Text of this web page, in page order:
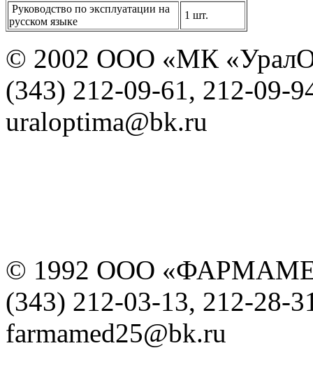
Руководство по эксплуатации на
русском языке
1 шт.
© 2002 ООО «МК
(343) 212-09-61, 212-09-
uraloptima@bk.ru
© 1992 ООО
(343) 212-03-13, 212-28-
farmamed25@bk.ru